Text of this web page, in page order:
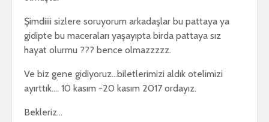
Şimdiiii sizlere soruyorum arkadaşlar bu pattaya ya
gidipte bu maceraları yaşayıpta birda pattaya sız
hayat olurmu ??? bence olmazzzzz.
Ve biz gene gidiyoruz…biletlerimizi aldık otelimizi
ayırttık…. 10 kasım -20 kasım 2017 ordayız.
Bekleriz…